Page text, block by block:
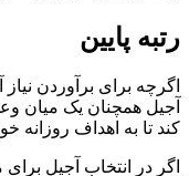
رتبه پایین
اگرچه برای برآوردن نیاز
آجیل همچنان یک میان
کند تا به اهداف روزانه
اگر در انتخاب آجیل